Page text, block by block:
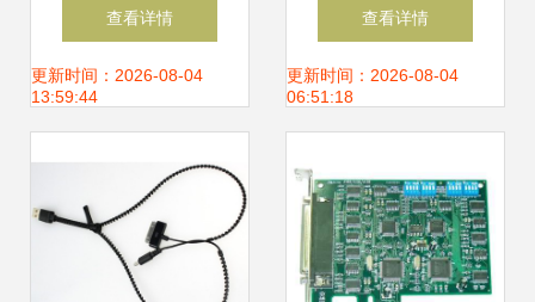
卡选购指南 主流品
牌报价与推荐
查看详情
更新时间：2026-08-04
13:59:44
输 1米长彩色
3.5mm AUX车载音
查看详情
更新时间：2026-08-04
06:51:18